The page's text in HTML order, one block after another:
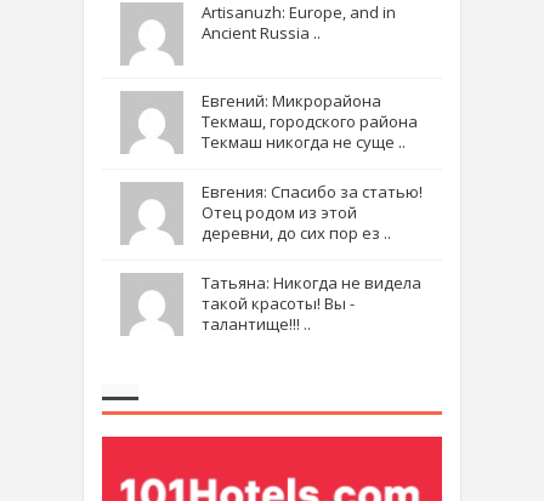
Artisanuzh: Europe, and in
Ancient Russia ..
Евгений: Микрорайона
Текмаш, городского района
Текмаш никогда не суще ..
Евгения: Спасибо за статью!
Отец родом из этой
деревни, до сих пор ез ..
Татьяна: Никогда не видела
такой красоты! Вы -
талантище!!! ..